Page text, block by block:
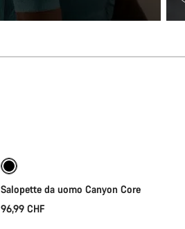
Salopette da uomo Canyon Core
96,99 CHF